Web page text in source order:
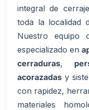
integral de
toda la localidad
Nuestro equipo
especializado en
cerraduras,
acorazadas y
con rapidez,
materiales